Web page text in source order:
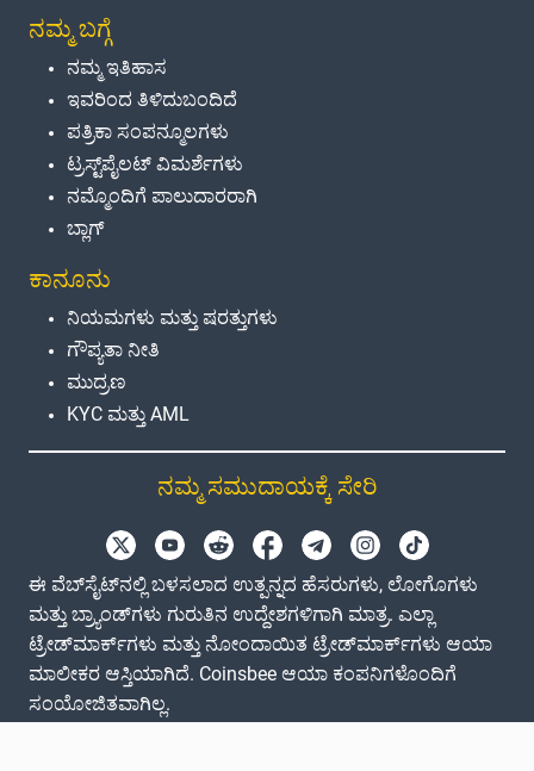
ನಮ್ಮ ಬಗ್ಗೆ
ನಮ್ಮ ಇತಿಹಾಸ
ಇವರಿಂದ ತಿಳಿದುಬಂದಿದೆ
ಪತ್ರಿಕಾ ಸಂಪನ್ಮೂಲಗಳು
ಟ್ರಸ್ಟ್‌ಪೈಲಟ್ ವಿಮರ್ಶೆಗಳು
ನಮ್ಮೊಂದಿಗೆ ಪಾಲುದಾರರಾಗಿ
ಬ್ಲಾಗ್
ಕಾನೂನು
ನಿಯಮಗಳು ಮತ್ತು ಷರತ್ತುಗಳು
ಗೌಪ್ಯತಾ ನೀತಿ
ಮುದ್ರಣ
KYC ಮತ್ತು AML
ನಮ್ಮ ಸಮುದಾಯಕ್ಕೆ ಸೇರಿ
ಈ ವೆಬ್‌ಸೈಟ್‌ನಲ್ಲಿ ಬಳಸಲಾದ ಉತ್ಪನ್ನದ ಹೆಸರುಗಳು, ಲೋಗೊಗಳು
ಮತ್ತು ಬ್ರ್ಯಾಂಡ್‌ಗಳು ಗುರುತಿನ ಉದ್ದೇಶಗಳಿಗಾಗಿ ಮಾತ್ರ. ಎಲ್ಲಾ
ಟ್ರೇಡ್‌ಮಾರ್ಕ್‌ಗಳು ಮತ್ತು ನೋಂದಾಯಿತ ಟ್ರೇಡ್‌ಮಾರ್ಕ್‌ಗಳು ಆಯಾ
ಮಾಲೀಕರ ಆಸ್ತಿಯಾಗಿದೆ. Coinsbee ಆಯಾ ಕಂಪನಿಗಳೊಂದಿಗೆ
ಸಂಯೋಜಿತವಾಗಿಲ್ಲ.